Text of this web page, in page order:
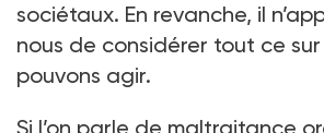
sociétaux. En revanche, il
nous de considérer tout ce
pouvons agir.